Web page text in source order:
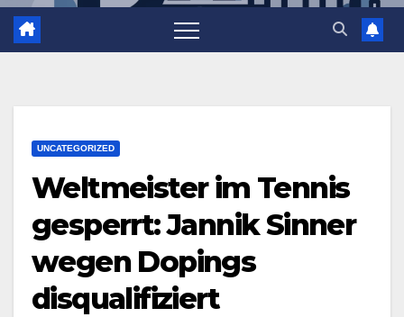
UNCATEGORIZED
Weltmeister im Tennis
gesperrt: Jannik Sinner
wegen Dopings
disqualifiziert